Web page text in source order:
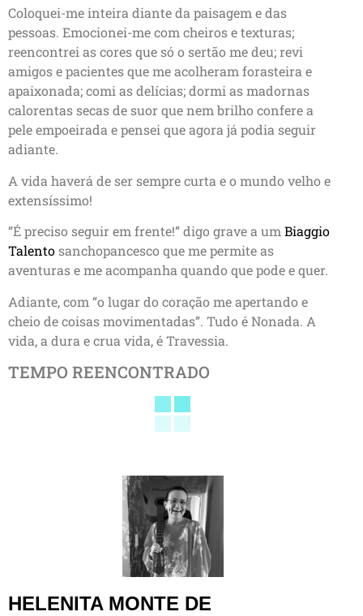
Coloquei-me inteira diante da paisagem e das
pessoas. Emocionei-me com cheiros e texturas;
reencontrei as cores que só o sertão me deu; revi
amigos e pacientes que me acolheram forasteira e
apaixonada; comi as delícias; dormi as madornas
calorentas secas de suor que nem brilho confere a
pele empoeirada e pensei que agora já podia seguir
adiante.
A vida haverá de ser sempre curta e o mundo velho e
extensíssimo!
“É preciso seguir em frente!” digo grave a um Biaggio
Talentosanchopancesco que me permite as
aventuras e me acompanha quando que pode e quer.
Adiante, com “o lugar do coração me apertando e
cheio de coisas movimentadas”. Tudo é Nonada. A
vida, a dura e crua vida, é Travessia.
TEMPO REENCONTRADO
HELENITA MONTE DE